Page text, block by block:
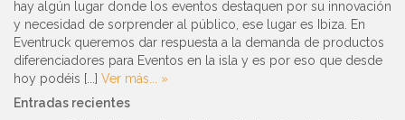
hay algún lugar donde los eventos destaquen por su innovación
y necesidad de sorprender al público, ese lugar es Ibiza. En
Eventruck queremos dar respuesta a la demanda de productos
diferenciadores para Eventos en la isla y es por eso que desde
hoy podéis [...] Ver más... »
Entradas recientes